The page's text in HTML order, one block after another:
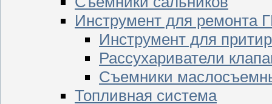
Инструмент для ремонта
Инструмент для
Рассухариватели
Съемники
Топливная система